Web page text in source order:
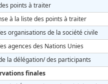
points à traiter
à la liste des points à traiter
organisations de la société civile
agences des Nations Unies
la délégation/ des participants
finales